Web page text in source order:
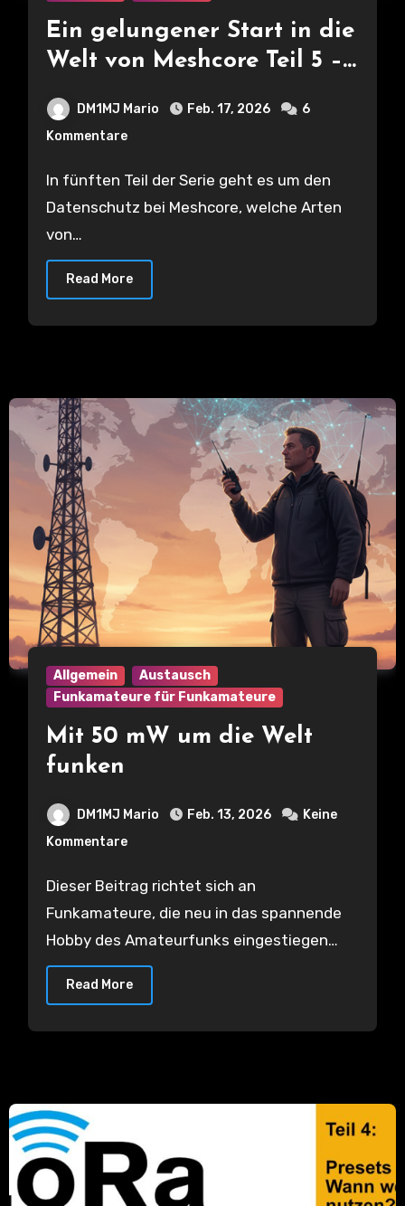
Ein gelungener Start in die
Welt von Meshcore Teil 5 –
beitreten bzw. einrichten
DM1MJ Mario Feb. 17, 2026
6
Kommentare
In fünften Teil der Serie geht es um den
Datenschutz bei Meshcore, welche Arten
von…
Read More
Allgemein
Austausch
Funkamateure für Funkamateure
Mit 50 mW um die Welt
funken
DM1MJ Mario Feb. 13, 2026
Keine
Kommentare
Dieser Beitrag richtet sich an
Funkamateure, die neu in das spannende
Hobby des Amateurfunks eingestiegen…
Read More